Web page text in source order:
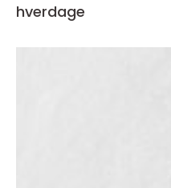
hverdage